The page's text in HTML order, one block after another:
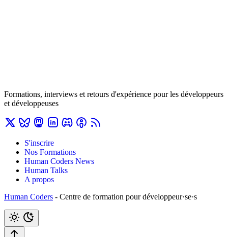
Formations, interviews et retours d'expérience pour les développeurs
et développeuses
S'inscrire
Nos Formations
Human Coders News
Human Talks
A propos
Human Coders - Centre de formation pour développeur·se·s